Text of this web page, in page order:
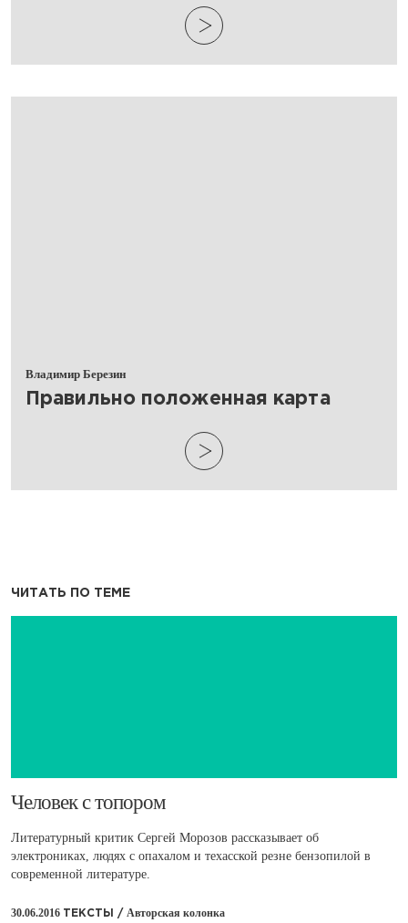
Владимир Березин
​Правильно положенная карта
ЧИТАТЬ ПО ТЕМЕ
​Человек с топором
Литературный критик Сергей Морозов рассказывает об
электрониках, людях с опахалом и техасской резне бензопилой в
современной литературе.
30.06.2016 ТЕКСТЫ / Авторская колонка